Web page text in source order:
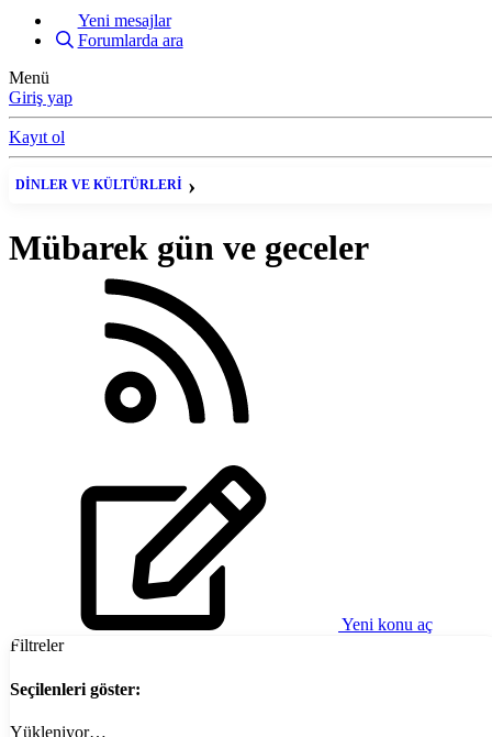
Yeni mesajlar
Forumlarda ara
Menü
Giriş yap
Kayıt ol
DİNLER VE KÜLTÜRLERİ
Mübarek gün ve geceler
Yeni konu aç
Filtreler
Seçilenleri göster:
Yükleniyor…